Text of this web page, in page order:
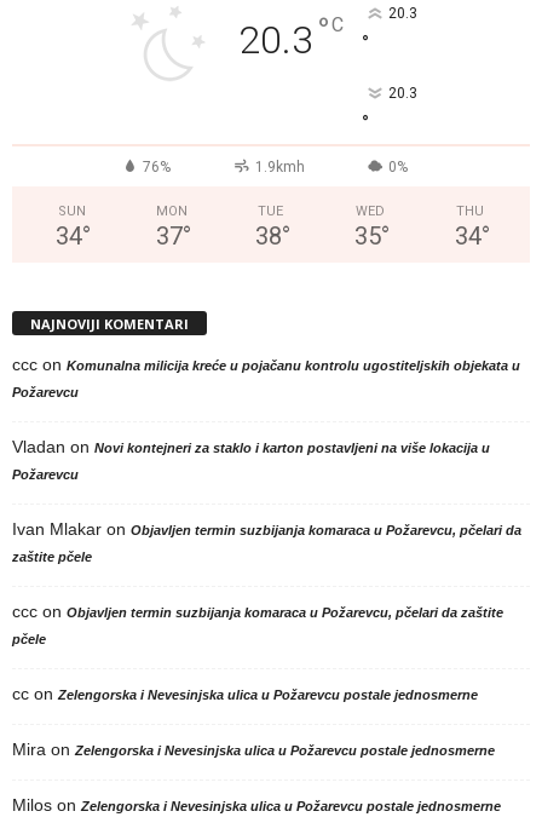
20.3 °C 20.3
°
20.3
°
76% 1.9kmh 0%
SUN
34°
MON
37°
TUE
38°
WED
35°
THU
34°
NAJNOVIJI KOMENTARI
ccc on Komunalna milicija kreće u pojačanu kontrolu ugostiteljskih objekata u
Požarevcu
Vladan on Novi kontejneri za staklo i karton postavljeni na više lokacija u
Požarevcu
Ivan Mlakar on Objavljen termin suzbijanja komaraca u Požarevcu, pčelari da
zaštite pčele
ccc on Objavljen termin suzbijanja komaraca u Požarevcu, pčelari da zaštite
pčele
cc on Zelengorska i Nevesinjska ulica u Požarevcu postale jednosmerne
Mira on Zelengorska i Nevesinjska ulica u Požarevcu postale jednosmerne
Milos on Zelengorska i Nevesinjska ulica u Požarevcu postale jednosmerne